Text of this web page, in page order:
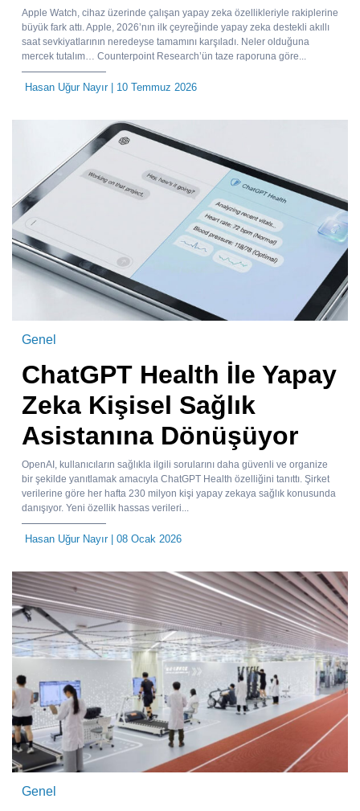
Apple Watch, cihaz üzerinde çalışan yapay zeka özellikleriyle rakiplerine
büyük fark attı. Apple, 2026’nın ilk çeyreğinde yapay zeka destekli akıllı
saat sevkiyatlarının neredeyse tamamını karşıladı. Neler olduğuna
mercek tutalım… Counterpoint Research’ün taze raporuna göre...
Hasan Uğur Nayır| 10 Temmuz 2026
Genel
ChatGPT Health İle Yapay
Zeka Kişisel Sağlık
Asistanına Dönüşüyor
OpenAI, kullanıcıların sağlıkla ilgili sorularını daha güvenli ve organize
bir şekilde yanıtlamak amacıyla ChatGPT Health özelliğini tanıttı. Şirket
verilerine göre her hafta 230 milyon kişi yapay zekaya sağlık konusunda
danışıyor. Yeni özellik hassas verileri...
Hasan Uğur Nayır| 08 Ocak 2026
Genel